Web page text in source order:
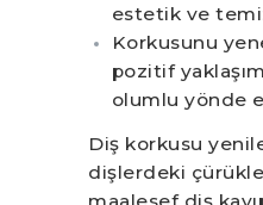
estetik ve
Korkusunu
pozitif
olumlu yönde
Diş korkusu
dişlerdeki
maalesef diş